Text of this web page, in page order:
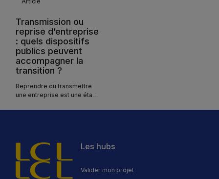
Transmission ou
reprise d’entreprise
: quels dispositifs
publics peuvent
accompagner la
transition ?
Reprendre ou transmettre
une entreprise est une étape
jouer un rôle clé : alléger la
charge financière, sécuriser
la reprise et favoriser la
continuité de l’activité.
Les hubs
Valider mon projet